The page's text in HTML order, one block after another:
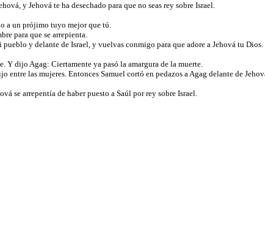
y Jehová te ha desechado para que no seas rey sobre Israel.
a un prójimo tuyo mejor que tú.
para que se arrepienta.
y delante de Israel, y vuelvas conmigo para que adore a Jehová tu Dios.
Y dijo Agag: Ciertamente ya pasó la amargura de la muerte.
las mujeres. Entonces Samuel cortó en pedazos a Agag delante de
se arrepentía de haber puesto a Saúl por rey sobre Israel.